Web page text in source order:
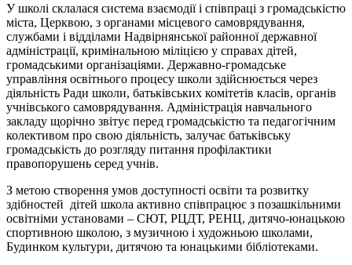
У школі склалася система взаємодії і співпраці з громадськістю
міста, Церквою, з органами місцевого самоврядування,
службами і відділами Надвірнянської районної державної
адміністрації, кримінальною міліцією у справах дітей,
громадськими організаціями. Державно-громадське
управління освітнього процесу школи здійснюється через
діяльність Ради школи, батьківських комітетів класів, органів
учнівського самоврядування. Адміністрація навчального
закладу щорічно звітує перед громадськістю та педагогічним
колективом про свою діяльність, залучає батьківську
громадськість до розгляду питання профілактики
правопорушень серед учнів.
З метою створення умов доступності освіти та розвитку
здібностей дітей школа активно співпрацює з позашкільними
освітніми установами – СЮТ, РЦДТ, РЕНЦ, дитячо-юнацькою
спортивною школою, з музичною і художньою школами,
Будинком культури, дитячою та юнацькими бібліотеками.